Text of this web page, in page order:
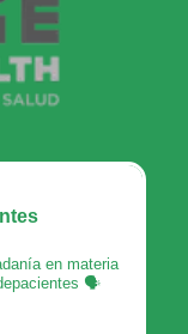
en materia
🗣